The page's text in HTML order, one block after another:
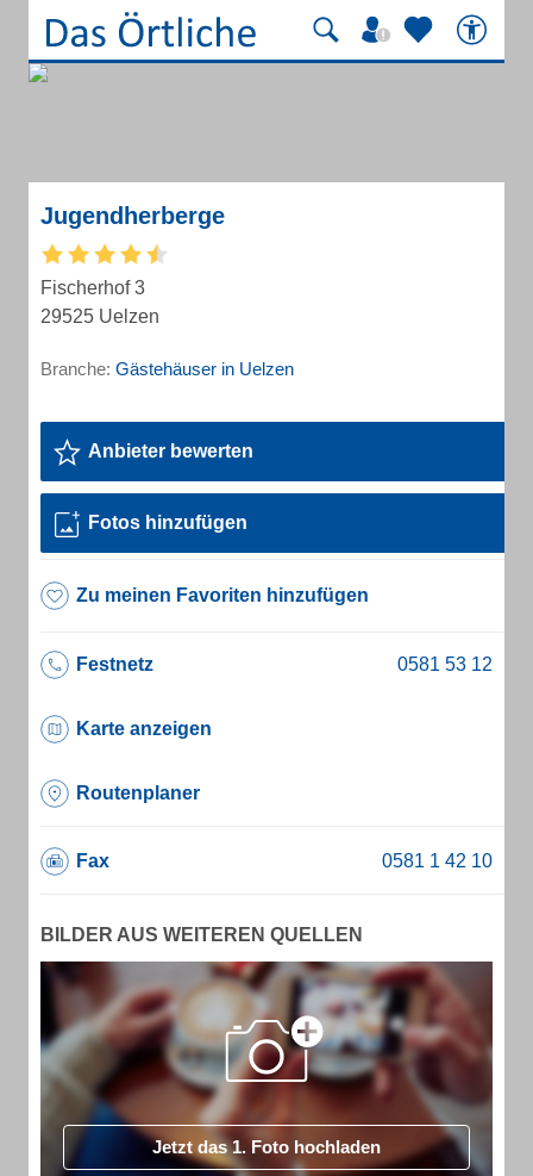
Jugendherberge
Fischerhof 3
29525 Uelzen
Branche: Gästehäuser in Uelzen
Anbieter bewerten
Fotos hinzufügen
Zu meinen Favoriten hinzufügen
Festnetz
Karte anzeigen
Routenplaner
Fax
BILDER AUS WEITEREN QUELLEN
Jetzt das 1. Foto hochladen